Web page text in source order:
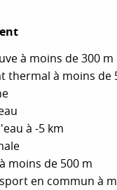
à moins de 300 m
thermal à moins de
à -5 km
moins de 500 m
en commun à